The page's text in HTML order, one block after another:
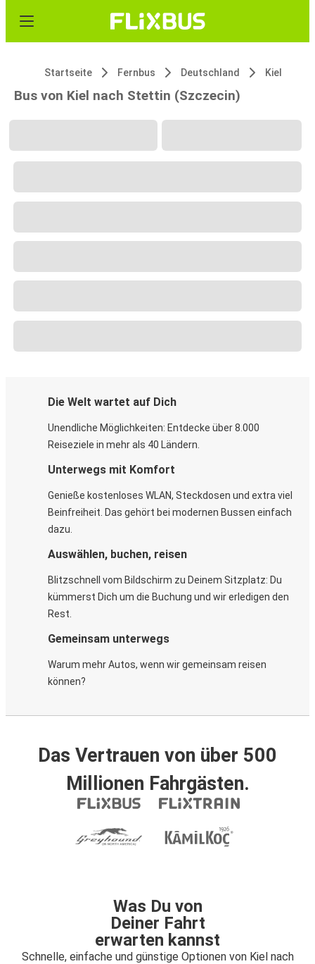
Startseite Fernbus Deutschland Kiel
Bus von Kiel nach Stettin (Szczecin)
Die Welt wartet auf Dich
Unendliche Möglichkeiten: Entdecke über 8.000
Reiseziele in mehr als 40 Ländern.
Unterwegs mit Komfort
Genieße kostenloses WLAN, Steckdosen und extra viel
Beinfreiheit. Das gehört bei modernen Bussen einfach
dazu.
Auswählen, buchen, reisen
Blitzschnell vom Bildschirm zu Deinem Sitzplatz: Du
kümmerst Dich um die Buchung und wir erledigen den
Rest.
Gemeinsam unterwegs
Warum mehr Autos, wenn wir gemeinsam reisen
können?
Das Vertrauen von über 500
Millionen Fahrgästen.
Was Du von
Deiner Fahrt
erwarten kannst
Schnelle, einfache und günstige Optionen von Kiel nach